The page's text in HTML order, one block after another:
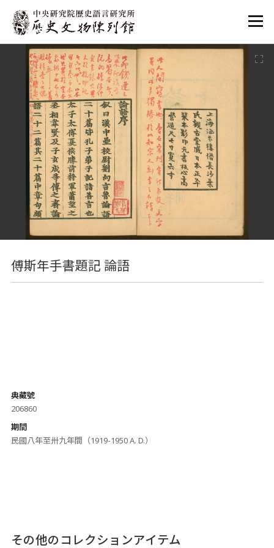
:::
傅斯年手書題記 論語
典藏號
206860
期間
民國八年至卅九年間（1919-1950 A. D.）
その他のコレクションアイテム